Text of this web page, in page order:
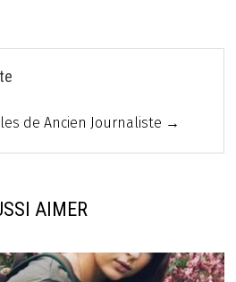
de Ancien Journaliste →
AIMER